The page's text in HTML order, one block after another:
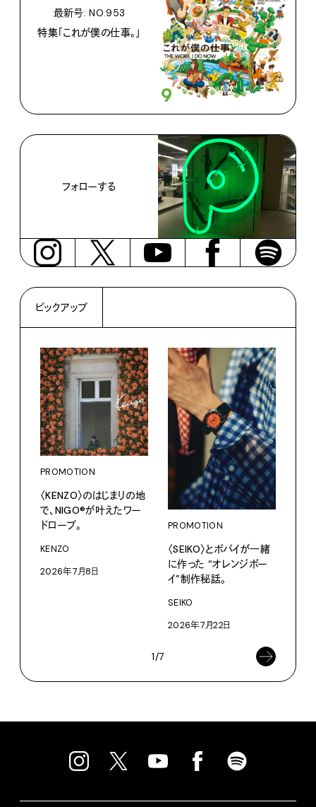
最新号: NO.953
特集「これが僕の仕事。」
フォローする
ピックアップ
PROMOTION
〈KENZO〉のはじまりの地
で、NIGO®が叶えたワー
ドローブ。
KENZO
2026年7月8日
PROMOTION
〈SEIKO〉とポパイが一緒
に作った “オレンジボー
イ”制作秘話。
SEIKO
2026年7月22日
1/7